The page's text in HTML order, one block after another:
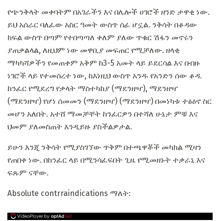
የጭንቅላት መቀባትም በአገራችን እና በሌሎች ሀገሮች ዘንድ ታዋቂ ነው.
ይህ አሰራር ባለፈው አስር ዓመት ውስጥ ሰፊ ሆኗል. ንቅሳት በቆዳው
ክፍል ውስጥ በጣም የተበጣጣለ ቀለም ያለው ጥቁር ሽፋን መኖሩን
ያጠቃልላል, ለዚህም ነው መዋቢያ መፍጠር የሚቻለው. ዘላቂ
ማካካሻዎችን የመጠቀም አቅም ከ3-5 አመት ላይ ይደርሳል እና በብዙ
ነገሮች ላይ የተመሰረተ ነው, ከእነዚህ ውስጥ አንዱ የአንድን ሰው ቆዳ.
ከንፈር የሚደረግ የቃላት ማስተካከያ (ማደንዘዣ), ማደንዘዣ
(ማደንዘዣ) የሆነ ሰመመን (ማደንዘዣ) (ማደንዘዣ) በመነካቱ ተፅዕኖ ስር
መሆን አለበት. አተሸ ማመቻቸት ከንፈርዎን በተሻለ ሁኔታ ምቹ እና
ህመም ያለመስጠት እንዲይዙ ያስችልዎታል.
ይሁን እንጂ ንቅሳት የሚያስገኘው ጥቅም በተጫዋቾች መካከል ሚዛን
የጠበቀ ነው. በከንፈር ላይ በሚንሳፈፍበት ጊዜ የሚመዘኑት ተቃራኒ እና
ፍጹም ናቸው.
Absolute contrraindications ማለት: